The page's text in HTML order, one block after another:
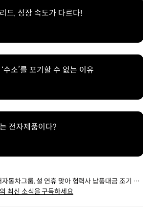
드, 성장 속도가 다르다!
수소’를 포기할 수 없는 이유
전자제품이다?
자동차그룹, 설 연휴 맞아 협력사 납품대금 조기 지
최신 소식을 구독하세요